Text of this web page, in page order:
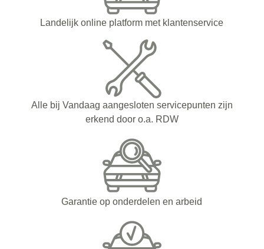
Landelijk online platform met klantenservice
Alle bij Vandaag aangesloten servicepunten zijn
erkend door o.a. RDW
Garantie op onderdelen en arbeid